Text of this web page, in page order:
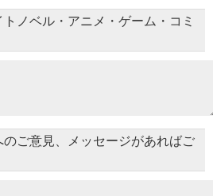
ノベル・アニメ・ゲーム・コミ
ご意見、メッセージがあればご